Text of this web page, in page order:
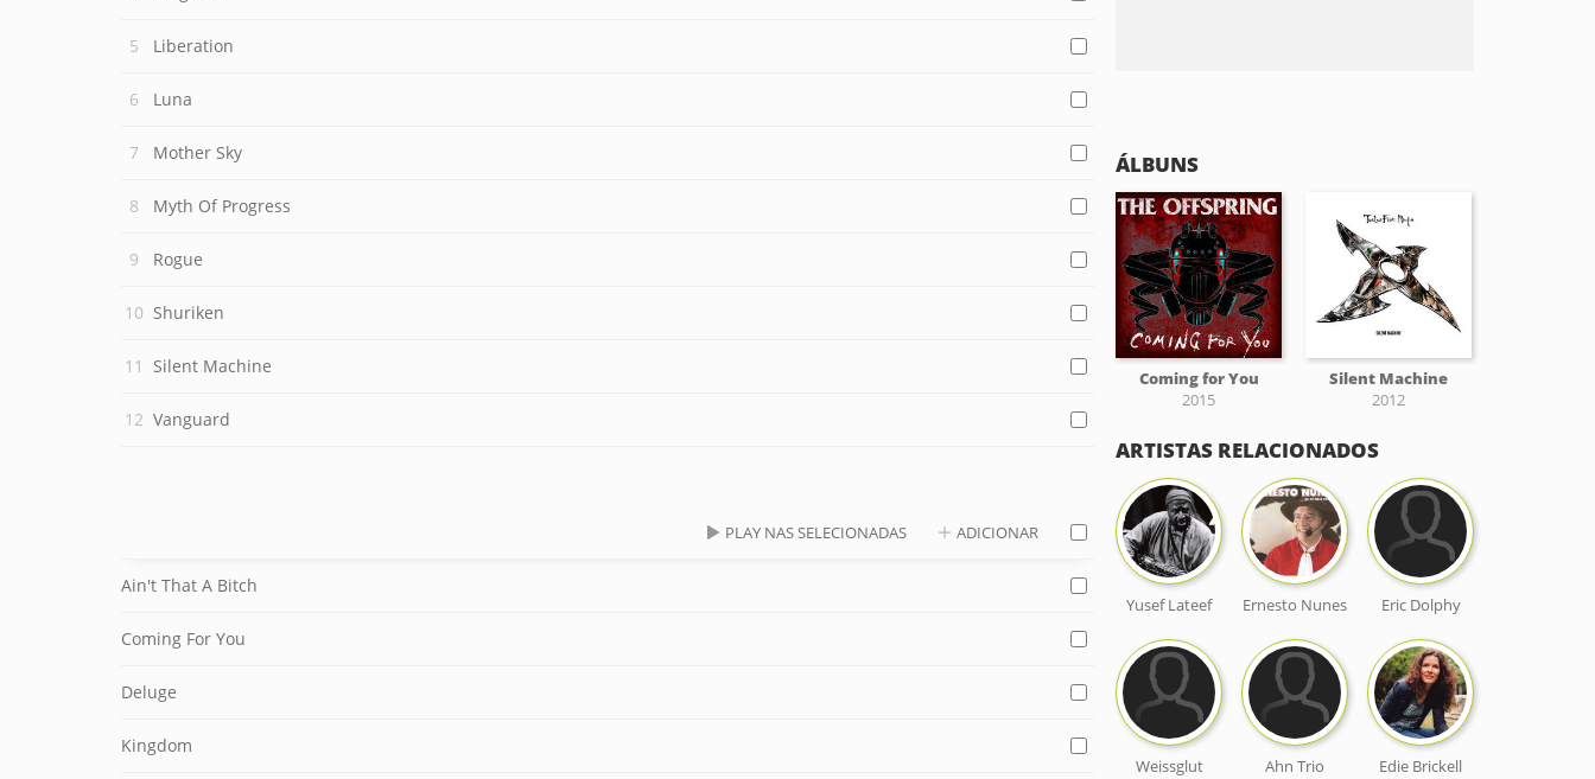
Liberation
Luna
Mother Sky
Myth Of Progress
Rogue
Shuriken
Silent Machine
Vanguard
PLAY NAS SELECIONADAS ADICIONAR
Ain't That A Bitch
Coming For You
Deluge
Kingdom
ÁLBUNS
Coming for You
2015
Silent Machine
2012
ARTISTAS RELACIONADOS
Yusef Lateef Ernesto Nunes Eric Dolphy
Weissglut Ahn Trio Edie Brickell